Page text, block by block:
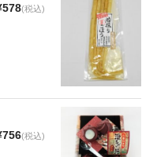
(税込)
(税込)